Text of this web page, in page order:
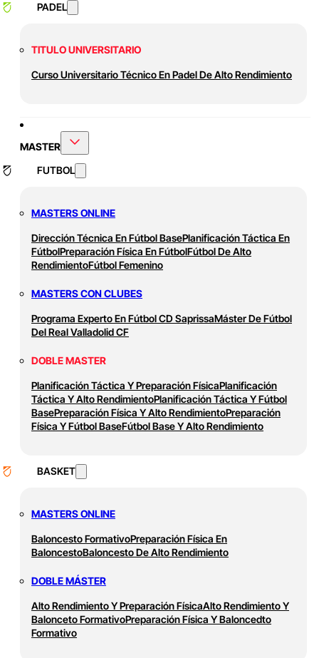
PADEL
TITULO UNIVERSITARIO
Curso Universitario Técnico En Padel De Alto Rendimiento
MASTER
FUTBOL
MASTERS ONLINE
Dirección Técnica En Fútbol BasePlanificación Táctica En
FútbolPreparación Física En FútbolFútbol De Alto
RendimientoFútbol Femenino
MASTERS CON CLUBES
Programa Experto En Fútbol CD SaprissaMáster De Fútbol
Del Real Valladolid CF
DOBLE MASTER
Planificación Táctica Y Preparación FísicaPlanificación
Táctica Y Alto RendimientoPlanificación Táctica Y Fútbol
BasePreparación Física Y Alto RendimientoPreparación
Física Y Fútbol BaseFútbol Base Y Alto Rendimiento
BASKET
MASTERS ONLINE
Baloncesto FormativoPreparación Física En
BaloncestoBaloncesto De Alto Rendimiento
DOBLE MÁSTER
Alto Rendimiento Y Preparación FísicaAlto Rendimiento Y
Balonceto FormativoPreparación Física Y Baloncedto
Formativo